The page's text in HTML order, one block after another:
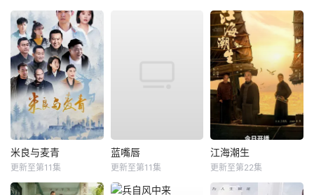
米良与麦青
更新至第11集
蓝嘴唇
更新至第11集
江海潮生
更新至第22集